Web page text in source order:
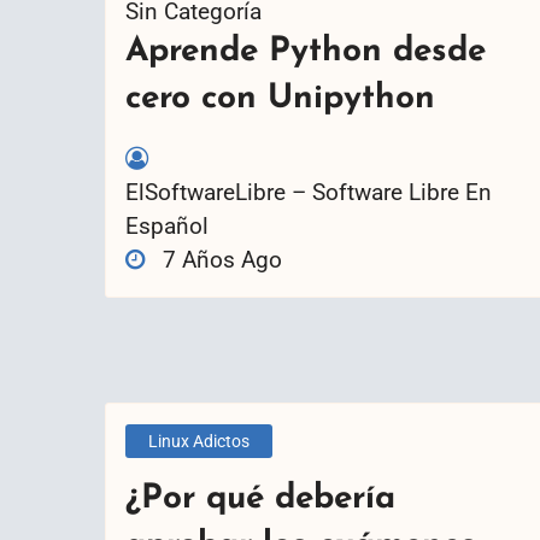
Sin Categoría
Aprende Python desde
cero con Unipython
ElSoftwareLibre – Software Libre En
Español
7 Años Ago
Linux Adictos
¿Por qué debería